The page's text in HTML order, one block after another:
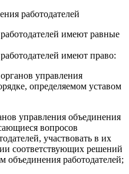
работодателей
имеют равные
имеют право:
управления
определяемом уставом
управления объединения
вопросов
участвовать в их
соответствующих решений
объединения работодателей;